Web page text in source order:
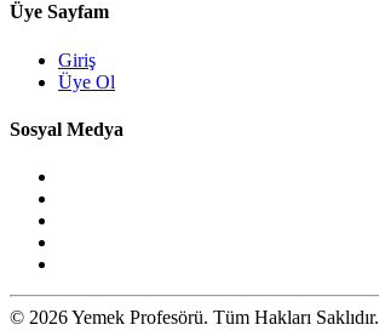
Üye Sayfam
Giriş
Üye Ol
Sosyal Medya
© 2026 Yemek Profesörü. Tüm Hakları Saklıdır.